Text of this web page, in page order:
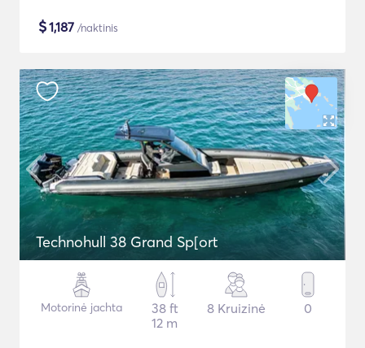
$1,187 /naktinis
Technohull 38 Grand Sp[ort
Motorinė jachta
38 ft
12 m
8 Kruizinė 0